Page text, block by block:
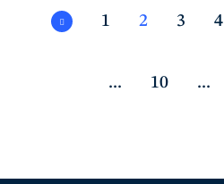
1 2 3 4
... 10 ...